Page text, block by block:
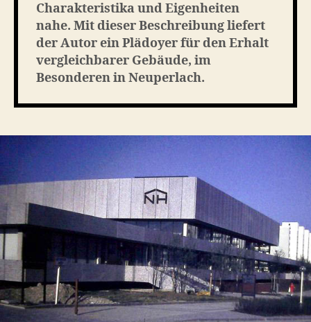
Charakteristika und Eigenheiten
nahe. Mit dieser Beschreibung liefert
der Autor ein Plädoyer für den Erhalt
vergleichbarer Gebäude, im
Besonderen in Neuperlach.